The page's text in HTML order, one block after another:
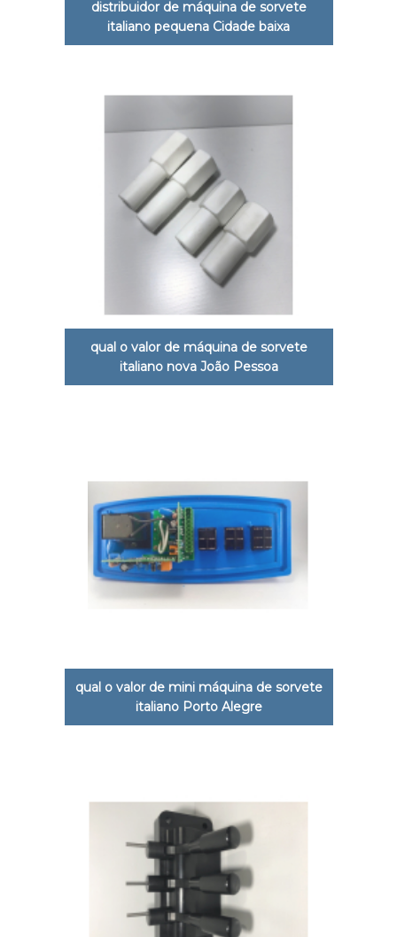
distribuidor de máquina de sorvete
italiano pequena Cidade baixa
qual o valor de máquina de sorvete
italiano nova João Pessoa
qual o valor de mini máquina de sorvete
italiano Porto Alegre